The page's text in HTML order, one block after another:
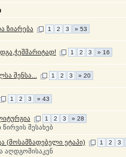
ზიარება 1 2 3 » 53
1 2 3 » 16
შენსა... 1 2 3 » 20
1 2 3 » 43
1 2 3 » 28
შესახებ
(მოსამზადებელი ეტაპი) 1 2 3
აღდგომისაკენ